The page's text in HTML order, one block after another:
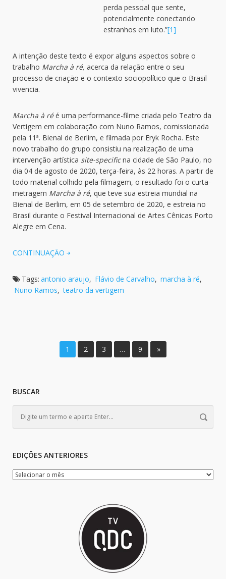
perda pessoal que sente,
potencialmente conectando
estranhos em luto.”[1]
A intenção deste texto é expor alguns aspectos sobre o
trabalho Marcha à ré, acerca da relação entre o seu
processo de criação e o contexto sociopolítico que o Brasil
vivencia.
Marcha à réé uma performance-filme criada pelo Teatro da
Vertigem em colaboração com Nuno Ramos, comissionada
pela 11ª. Bienal de Berlim, e filmada por Eryk Rocha. Este
novo trabalho do grupo consistiu na realização de uma
intervenção artística site-specificna cidade de São Paulo, no
dia 04 de agosto de 2020, terça-feira, às 22 horas. A partir de
todo material colhido pela filmagem, o resultado foi o curta-
metragem Marcha à ré, que teve sua estreia mundial na
Bienal de Berlim, em 05 de setembro de 2020, e estreia no
Brasil durante o Festival Internacional de Artes Cênicas Porto
Alegre em Cena.
CONTINUAÇÃO
Tags: antonio araujo, Flávio de Carvalho, marcha à ré,
Nuno Ramos, teatro da vertigem
1 2 3 … 9 »
BUSCAR
EDIÇÕES ANTERIORES